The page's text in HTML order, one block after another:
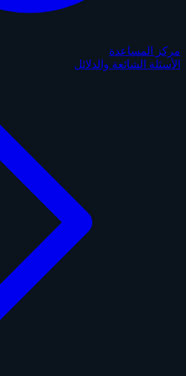
مركز المساعدة
الأسئلة الشائعة والدلائل